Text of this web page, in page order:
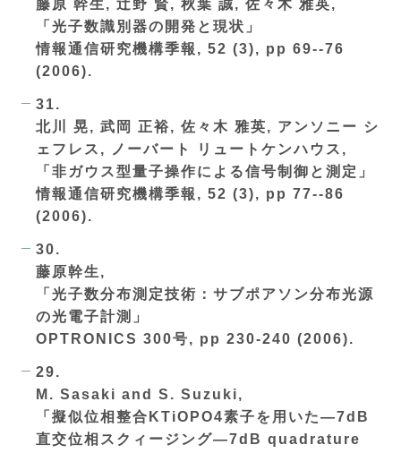
藤原 幹生, 辻野 賢, 秋葉 誠, 佐々木 雅英,
「光子数識別器の開発と現状」
情報通信研究機構季報, 52 (3), pp 69--76
(2006).
31.
北川 晃, 武岡 正裕, 佐々木 雅英, アンソニー シ
ェフレス, ノーバート リュートケンハウス,
「非ガウス型量子操作による信号制御と測定」
情報通信研究機構季報, 52 (3), pp 77--86
(2006).
30.
藤原幹生,
「光子数分布測定技術：サブポアソン分布光源
の光電子計測」
OPTRONICS 300号, pp 230-240 (2006).
29.
M. Sasaki and S. Suzuki,
「擬似位相整合KTiOPO4素子を用いた—7dB
直交位相スクィージング—7dB quadrature